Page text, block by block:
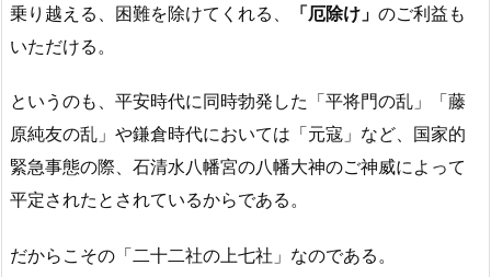
乗り越える、 困難を除けてくれる、 「厄除け」 のご利益も
いただける。
というのも、平安時代に同時勃発した「平将門の乱」「藤
原純友の乱」や鎌倉時代においては「元寇」など、国家的
緊急事態の際、石清水八幡宮の八幡大神のご神威によって
平定されたとされているからである。
だからこその「二十二社の上七社」なのである。